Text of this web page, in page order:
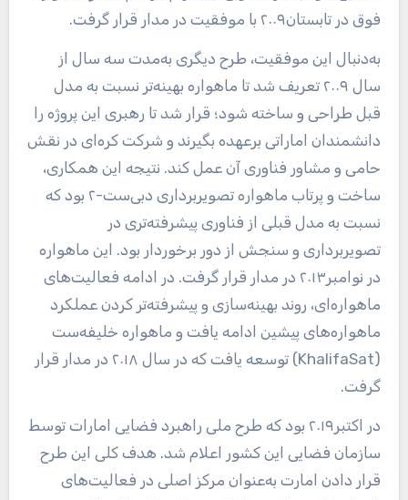
فوق در تابستان۲۰۰۹ با موفقیت در مدار قرار گرفت.
به‌دنبال این موفقیت، طرح دیگری به‌مدت سه سال از
سال ۲۰۰۹ تعریف شد تا ماهواره بهینه‌تر نسبت به مدل
قبل طراحی و ساخته شود؛ قرار شد تا رهبری این پروژه را
دانشمندان اماراتی برعهده بگیرند و شرکت کره‌ای در نقش
حامی و مشاور فناوری آن عمل کند. نتیجه این همکاری،
ساخت و پرتاب ماهواره تصویربرداری دبی‌ست-۲ بود که
نسبت به مدل قبلی از فناوری پیشرفته‌تری در
تصویربرداری و سنجش از دور برخوردار بود. این ماهواره
در نوامبر۲۰۱۳ در مدار قرار گرفت. در ادامه فعالیت‌های
ماهواره‌ای، روند بهینه‌سازی و پیشرفته‌تر کردن عملکرد
ماهواره‌های پیشین ادامه یافت و ماهواره خلیفه‌ست
(KhalifaSat) توسعه یافت که در سال ۲۰۱۸ در مدار قرار
گرفت.
در اکتبر۲۰۱۹ بود که طرح ملی راهبرد فضایی امارات توسط
سازمان فضایی این کشور اعلام شد. هدف کلی این طرح
قرار دادن امارت به‌عنوان مرکز اصلی در فعالیت‌های